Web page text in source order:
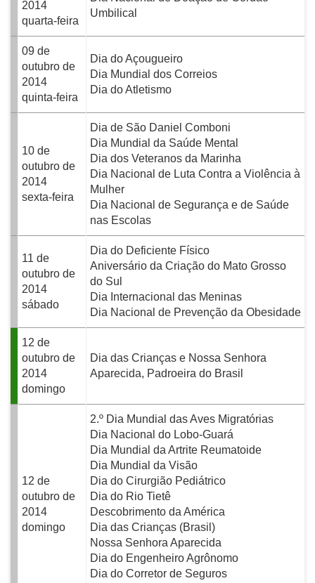
2014
quarta-feira
Umbilical
09 de
outubro de
2014
quinta-feira
Dia do Açougueiro
Dia Mundial dos Correios
Dia do Atletismo
10 de
outubro de
2014
sexta-feira
Dia de São Daniel Comboni
Dia Mundial da Saúde Mental
Dia dos Veteranos da Marinha
Dia Nacional de Luta Contra a Violência à
Mulher
Dia Nacional de Segurança e de Saúde
nas Escolas
11 de
outubro de
2014
sábado
Dia do Deficiente Físico
Aniversário da Criação do Mato Grosso
do Sul
Dia Internacional das Meninas
Dia Nacional de Prevenção da Obesidade
12 de
outubro de
2014
domingo
Dia das Crianças e Nossa Senhora
Aparecida, Padroeira do Brasil
12 de
outubro de
2014
domingo
2.º Dia Mundial das Aves Migratórias
Dia Nacional do Lobo-Guará
Dia Mundial da Artrite Reumatoide
Dia Mundial da Visão
Dia do Cirurgião Pediátrico
Dia do Rio Tietê
Descobrimento da América
Dia das Crianças (Brasil)
Nossa Senhora Aparecida
Dia do Engenheiro Agrônomo
Dia do Corretor de Seguros